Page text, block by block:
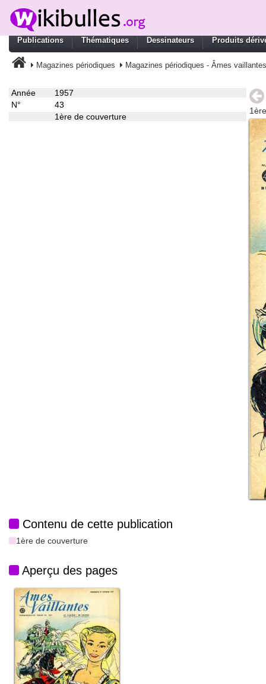
Publications Thématiques Dessinateurs Produits
Magazines périodiques Magazines périodiques - Âmes
Année
1957
N°
43
1ère de couverture
Contenu de cette publication
1ère de couverture
Aperçu des pages